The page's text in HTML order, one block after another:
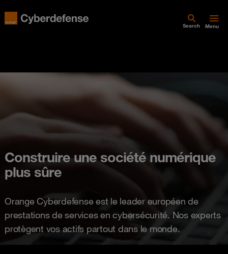
Search Menu
Construire une société numérique
plus sûre
Orange Cyberdefense est le leader européen de
prestations de services en cybersécurité. Nos experts
protègent vos actifs partout dans le monde.